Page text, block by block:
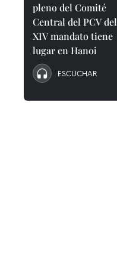
pleno del Comité
Central del PCV del
XIV mandato tiene
lugar en Hanoi
ESCUCHAR